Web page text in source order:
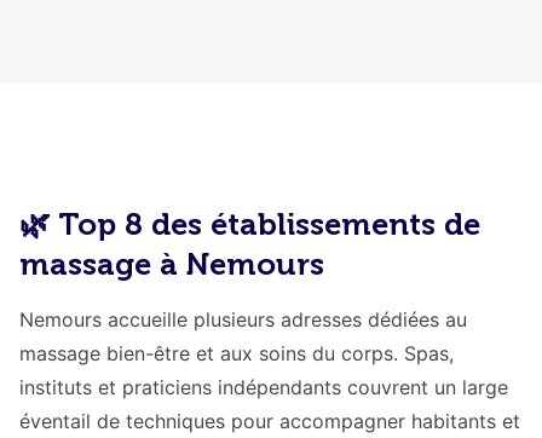
🌿 Top 8 des établissements de
massage à Nemours
Nemours accueille plusieurs adresses dédiées au
massage bien-être et aux soins du corps. Spas,
instituts et praticiens indépendants couvrent un large
éventail de techniques pour accompagner habitants et